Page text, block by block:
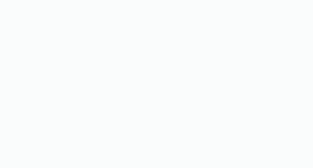
con il Registro dei Rischi, la Dichiarazione di Applicabilità e le
durante l'implementazione dell'SGSI.